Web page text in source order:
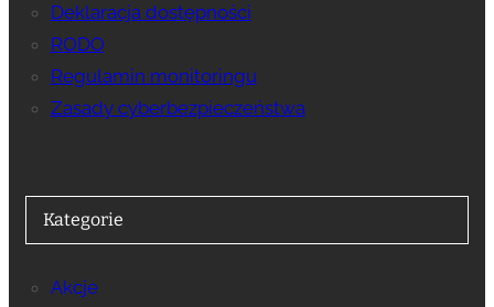
Deklaracja dostępności
RODO
Regulamin monitoringu
Zasady cyberbezpieczeństwa
Kategorie
Akcje